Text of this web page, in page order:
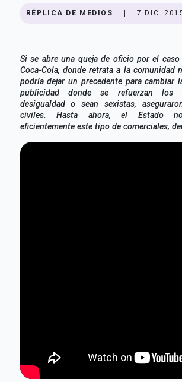
RÉPLICA DE MEDIOS 7 DIC.
Si se abre una queja de oficio por el
Coca-Cola, donde retrata a la comunidad
podría dejar un precedente para cambiar
publicidad donde se refuerzan los
desigualdad o sean sexistas,
civiles. Hasta ahora, el Estado
eficientemente este tipo de comerciales,